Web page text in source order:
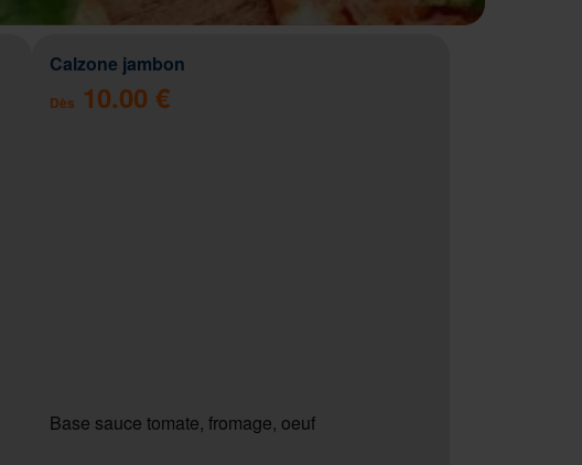
Calzone jambon
Dès 10.00 €
Base sauce tomate, fromage, oeuf